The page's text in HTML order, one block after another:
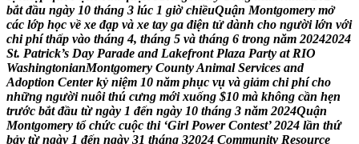
bắt đầu ngày 10 tháng 3 lúc 1 giờ chiềuQuận Montgomery mở
các lớp học về xe đạp và xe tay ga điện tử dành cho người lớn với
chi phí thấp vào tháng 4, tháng 5 và tháng 6 trong năm 20242024
St. Patrick’s Day Parade and Lakefront Plaza Party at RIO
WashingtonianMontgomery CountyAnimal Services and
Adoption Center kỷ niệm 10 năm phục vụ và giảm chi phí cho
những người nuôi thú cưng mới xuống $10 mà không cần hẹn
trước bắt đầu từ ngày 1 đến ngày 10 tháng 3 năm 2024Quận
Montgomery tổ chức cuộc thi ‘Girl Power Contest’ 2024 lần thứ
bảy từ ngày 1 đến ngày 31 tháng 32024 Community Resource